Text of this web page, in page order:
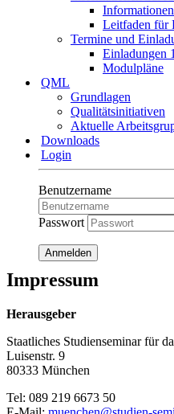
Leitfaden für
Termine und
Einladungen
Modulpläne
QML
Grundlagen
Qualitätsinitiativen
Aktuelle
Downloads
Login
Benutzername
Passwort
Anmelden
Impressum
Herausgeber
Staatliches Studienseminar für
Luisenstr. 9
80333 München
Tel: 089 219 6673 50